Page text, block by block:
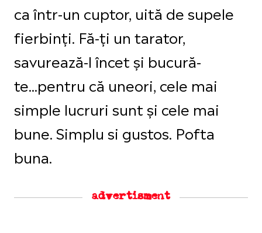
ca într-un cuptor, uită de supele
fierbinți. Fă-ți un tarator,
savurează-l încet și bucură-
te...pentru că uneori, cele mai
simple lucruri sunt și cele mai
bune. Simplu si gustos. Pofta
buna.
advertisment